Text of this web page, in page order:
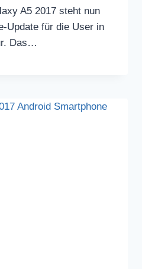
A5 2017 steht nun
Update für die User in
Das…